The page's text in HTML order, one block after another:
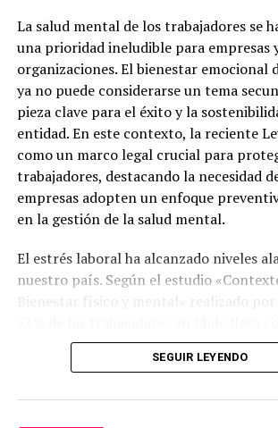
Post Views:
La salud mental de los trabajadores se
una prioridad ineludible para empresas
organizaciones. El bienestar emocional
ya no puede considerarse un tema
pieza clave para el éxito y la
entidad. En este contexto, la reciente
como un marco legal crucial para
trabajadores, destacando la necesidad
empresas adopten un enfoque
en la gestión de la salud mental.
El estrés laboral ha alcanzado niveles
nuestro país. Según el estudio
Bienestar físico y mental» realizado por
del trabajo hasta sus hogares.
trabajadores chilenos se siente
SEGUIR LEYENDO